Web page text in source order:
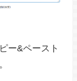
ー&ペースト